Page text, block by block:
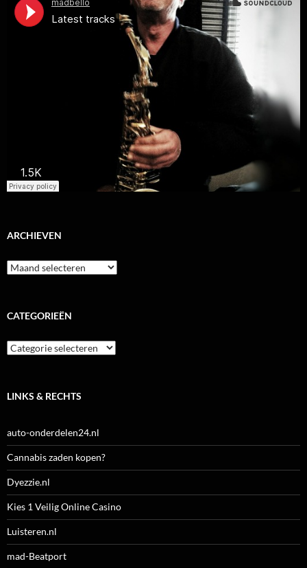
ARCHIEVEN
Archieven
CATEGORIEËN
Categorieën
LINKS & RECHTS
auto-onderdelen24.nl
Cannabis zaden kopen?
Dyezzie.nl
Kies 1 Veilig Online Casino
Luisteren.nl
mad-Beatport